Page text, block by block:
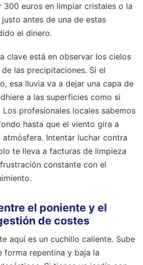
300 euros en limpiar cristales o la
antes de una de estas
el dinero.
clave está en observar los cielos
las precipitaciones. Si el
esa lluvia va a dejar una capa de
a las superficies como si
profesionales locales sabemos
hasta que el viento gira a
Intentar luchar contra
te lleva a facturas de limpieza
constante con el
el poniente y el
de costes
aquí es un cuchillo caliente. Sube
forma repentina y baja la